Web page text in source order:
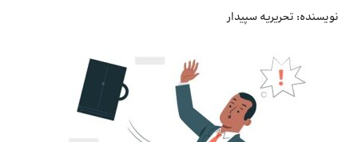
نویسنده: تحریریه سپیدار